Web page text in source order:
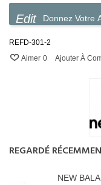
Donnez Votre
REFD-301-2
Aimer 0 Ajouter À
REGARDÉ
NEW